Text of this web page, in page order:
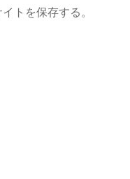
トを保存する。